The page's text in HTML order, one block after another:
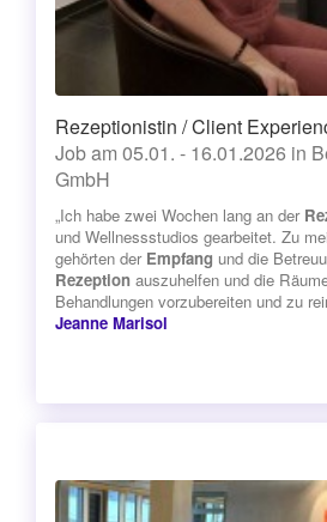
Rezeptionistin / Client
Job am 05.01. - 16.01.2026 in
GmbH
„Ich habe zwei Wochen lang an der
und Wellnessstudios gearbeitet. Zu
gehörten der Empfang und die
Rezeption auszuhelfen und die
Behandlungen vorzubereiten und zu
Jeanne Marisol